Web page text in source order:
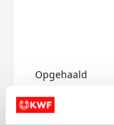
Opgehaald
€0